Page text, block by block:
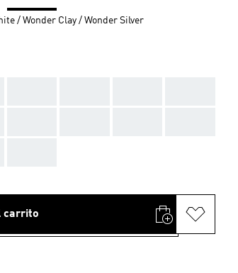
/ Wonder Clay / Wonder Silver
carrito